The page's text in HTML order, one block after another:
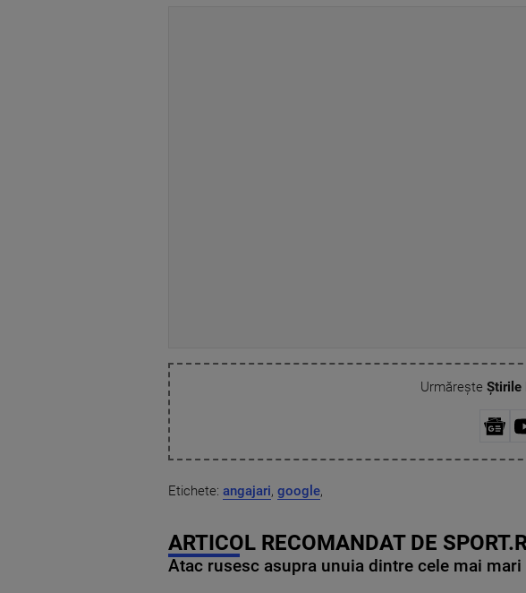
Urmărește Știrile
Etichete: angajari, google,
ARTICOL RECOMANDAT DE
Atac rusesc asupra unuia dintre cele mai